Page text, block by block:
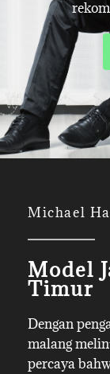
Michael
Model
Timur
Dengan
malang
percaya